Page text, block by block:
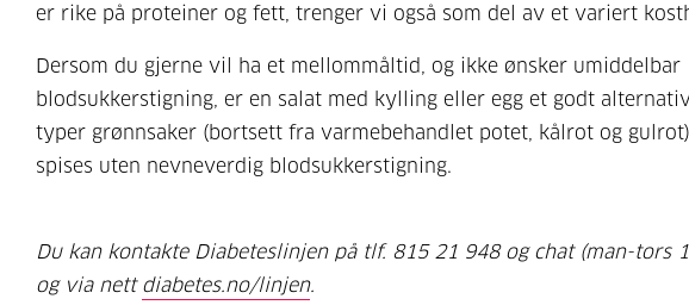
er rike på proteiner og fett, trenger vi også som del av et variert
Dersom du gjerne vil ha et mellommåltid, og ikke ønsker umiddelbar
blodsukkerstigning, er en salat med kylling eller egg et godt
typer grønnsaker (bortsett fra varmebehandlet potet, kålrot og
spises uten nevneverdig blodsukkerstigning.
Du kan kontakte Diabeteslinjen på tlf. 815 21 948 og chat (man-tors
og via nett diabetes.no/linjen.